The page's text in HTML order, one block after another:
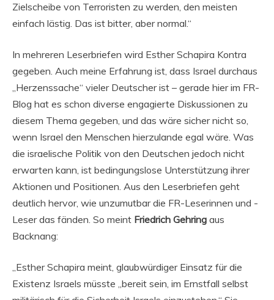
Zielscheibe von Terroristen zu werden, den meisten
einfach lästig. Das ist bitter, aber normal.“
In mehreren Leserbriefen wird Esther Schapira Kontra
gegeben. Auch meine Erfahrung ist, dass Israel durchaus
„Herzenssache“ vieler Deutscher ist – gerade hier im FR-
Blog hat es schon diverse engagierte Diskussionen zu
diesem Thema gegeben, und das wäre sicher nicht so,
wenn Israel den Menschen hierzulande egal wäre. Was
die israelische Politik von den Deutschen jedoch nicht
erwarten kann, ist bedingungslose Unterstützung ihrer
Aktionen und Positionen. Aus den Leserbriefen geht
deutlich hervor, wie unzumutbar die FR-Leserinnen und -
Leser das fänden. So meint Friedrich Gehring aus
Backnang:
„Esther Schapira meint, glaubwürdiger Einsatz für die
Existenz Israels müsste „bereit sein, im Ernstfall selbst